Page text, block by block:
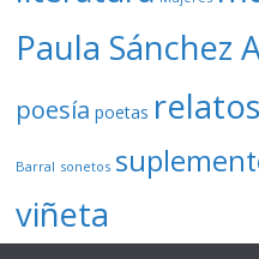
Paula Sánchez
poesía poetas relatos
Barral sonetos
viñeta